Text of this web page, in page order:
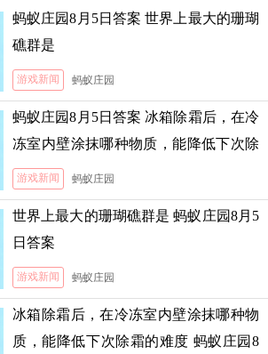
蚂蚁庄园8月5日答案 世界上最大的珊瑚
礁群是
游戏新闻 蚂蚁庄园
蚂蚁庄园8月5日答案 冰箱除霜后，在冷
冻室内壁涂抹哪种物质，能降低下次除
霜的难度
游戏新闻 蚂蚁庄园
世界上最大的珊瑚礁群是 蚂蚁庄园8月5
日答案
游戏新闻 蚂蚁庄园
冰箱除霜后，在冷冻室内壁涂抹哪种物
质，能降低下次除霜的难度 蚂蚁庄园8